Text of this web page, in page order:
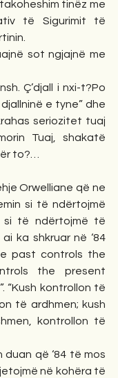
tinëz me
të Sigurimit të
sot ngjajnë me
Ç’djall i nxi-t?Po
djallninë e tyne” dhe
seriozitet tuaj
Tuaj, shakatë
to?…
Orwelliane që ne
si të ndërtojmë
si të ndërtojmë të
ka shkruar në ‘84
past controls the
the present
“Kush kontrollon të
të ardhmen; kush
kontrollon të
që ‘84 të mos
në kohëra të